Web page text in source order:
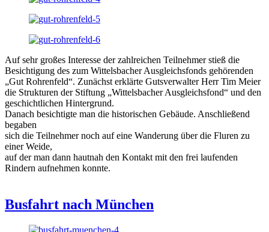
Auf sehr großes Interesse der zahlreichen Teilnehmer stieß die
Besichtigung des zum Wittelsbacher Ausgleichsfonds gehörenden
„Gut Rohrenfeld“. Zunächst erklärte Gutsverwalter Herr Tim Meier
die Strukturen der Stiftung „Wittelsbacher Ausgleichsfond“ und den
geschichtlichen Hintergrund.
Danach besichtigte man die historischen Gebäude. Anschließend
begaben
sich die Teilnehmer noch auf eine Wanderung über die Fluren zu
einer Weide,
auf der man dann hautnah den Kontakt mit den frei laufenden
Rindern aufnehmen konnte.
Busfahrt nach München